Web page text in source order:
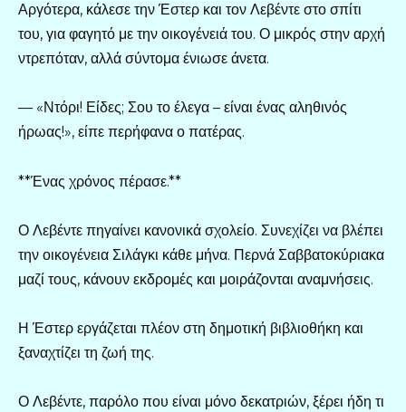
Αργότερα, κάλεσε την Έστερ και τον Λεβέντε στο σπίτι
του, για φαγητό με την οικογένειά του. Ο μικρός στην αρχή
ντρεπόταν, αλλά σύντομα ένιωσε άνετα.
— «Ντόρι! Είδες; Σου το έλεγα – είναι ένας αληθινός
ήρωας!», είπε περήφανα ο πατέρας.
**Ένας χρόνος πέρασε.**
Ο Λεβέντε πηγαίνει κανονικά σχολείο. Συνεχίζει να βλέπει
την οικογένεια Σιλάγκι κάθε μήνα. Περνά Σαββατοκύριακα
μαζί τους, κάνουν εκδρομές και μοιράζονται αναμνήσεις.
Η Έστερ εργάζεται πλέον στη δημοτική βιβλιοθήκη και
ξαναχτίζει τη ζωή της.
Ο Λεβέντε, παρόλο που είναι μόνο δεκατριών, ξέρει ήδη τι